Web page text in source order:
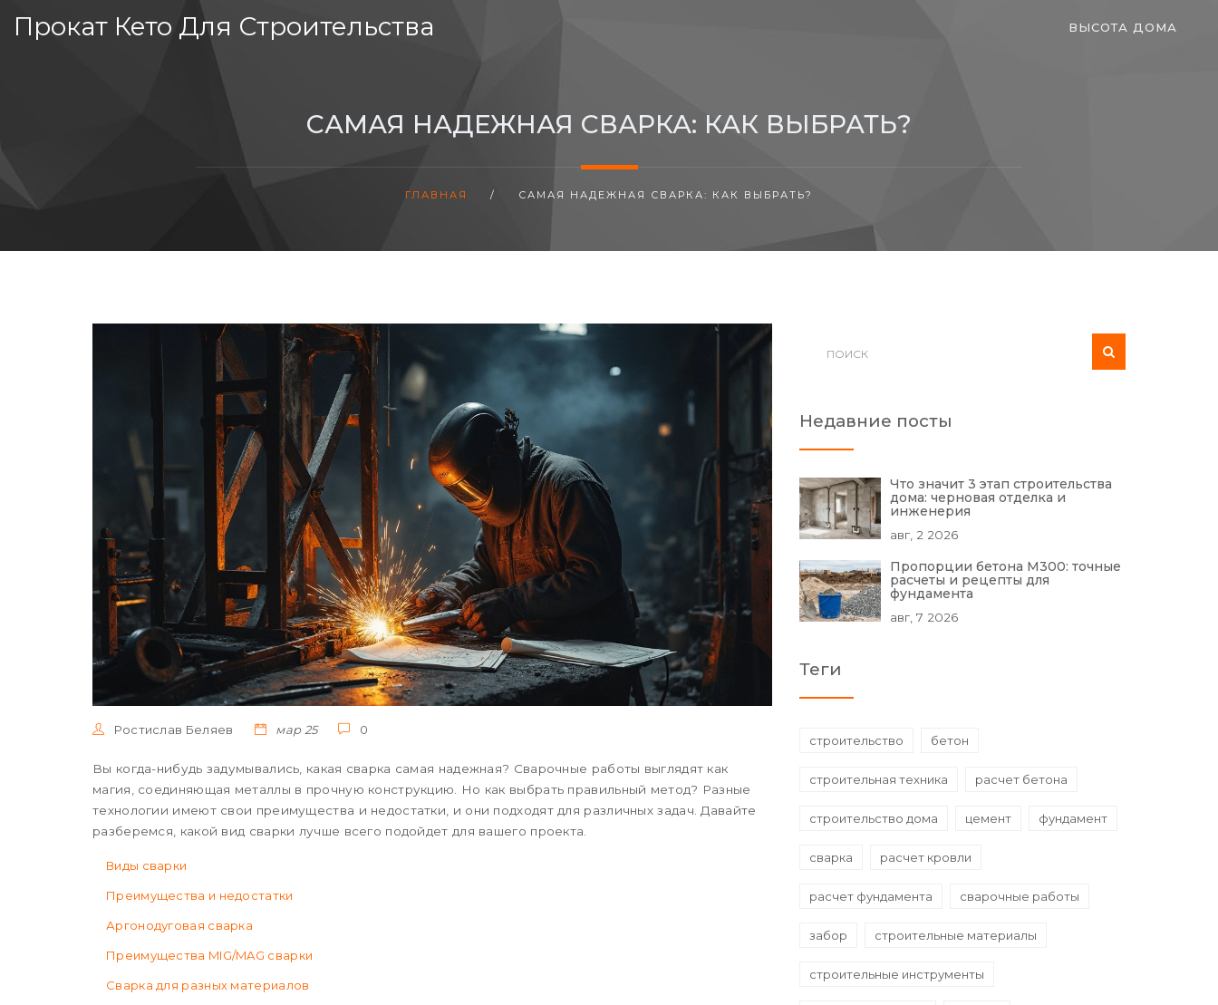
Прокат Кето Для Строительства ВЫСОТА ДОМА
САМАЯ НАДЕЖНАЯ СВАРКА: КАК ВЫБРАТЬ?
ГЛАВНАЯ / САМАЯ НАДЕЖНАЯ СВАРКА: КАК ВЫБРАТЬ?
Ростислав Беляев мар 25 0
Вы когда-нибудь задумывались, какая сварка самая надежная? Сварочные работы выглядят как
магия, соединяющая металлы в прочную конструкцию. Но как выбрать правильный метод? Разные
технологии имеют свои преимущества и недостатки, и они подходят для различных задач. Давайте
разберемся, какой вид сварки лучше всего подойдет для вашего проекта.
Виды сварки
Преимущества и недостатки
Аргонодуговая сварка
Преимущества MIG/MAG сварки
Сварка для разных материалов
Недавние посты
Что значит 3 этап строительства
дома: черновая отделка и
инженерия
авг, 2 2026
Пропорции бетона М300: точные
расчеты и рецепты для
фундамента
авг, 7 2026
Теги
строительство бетон
строительная техника расчет бетона
строительство дома цемент фундамент
сварка расчет кровли
расчет фундамента сварочные работы
забор строительные материалы
строительные инструменты